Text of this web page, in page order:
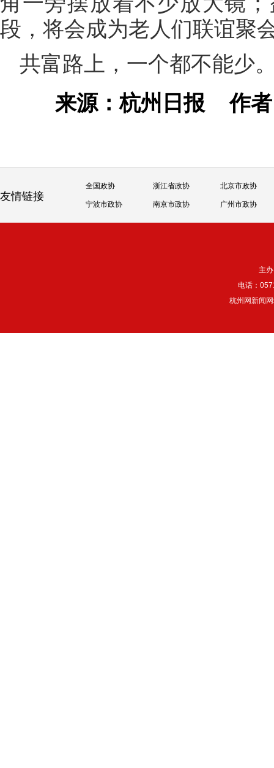
段，将会成为老人们联谊聚
共富路上，一个都不能少
来源：杭州日报作
友情链接
全国政协 浙江省政协 北京市政协
宁波市政协 南京市政协 广州市政协
主
电话：
杭州网新闻